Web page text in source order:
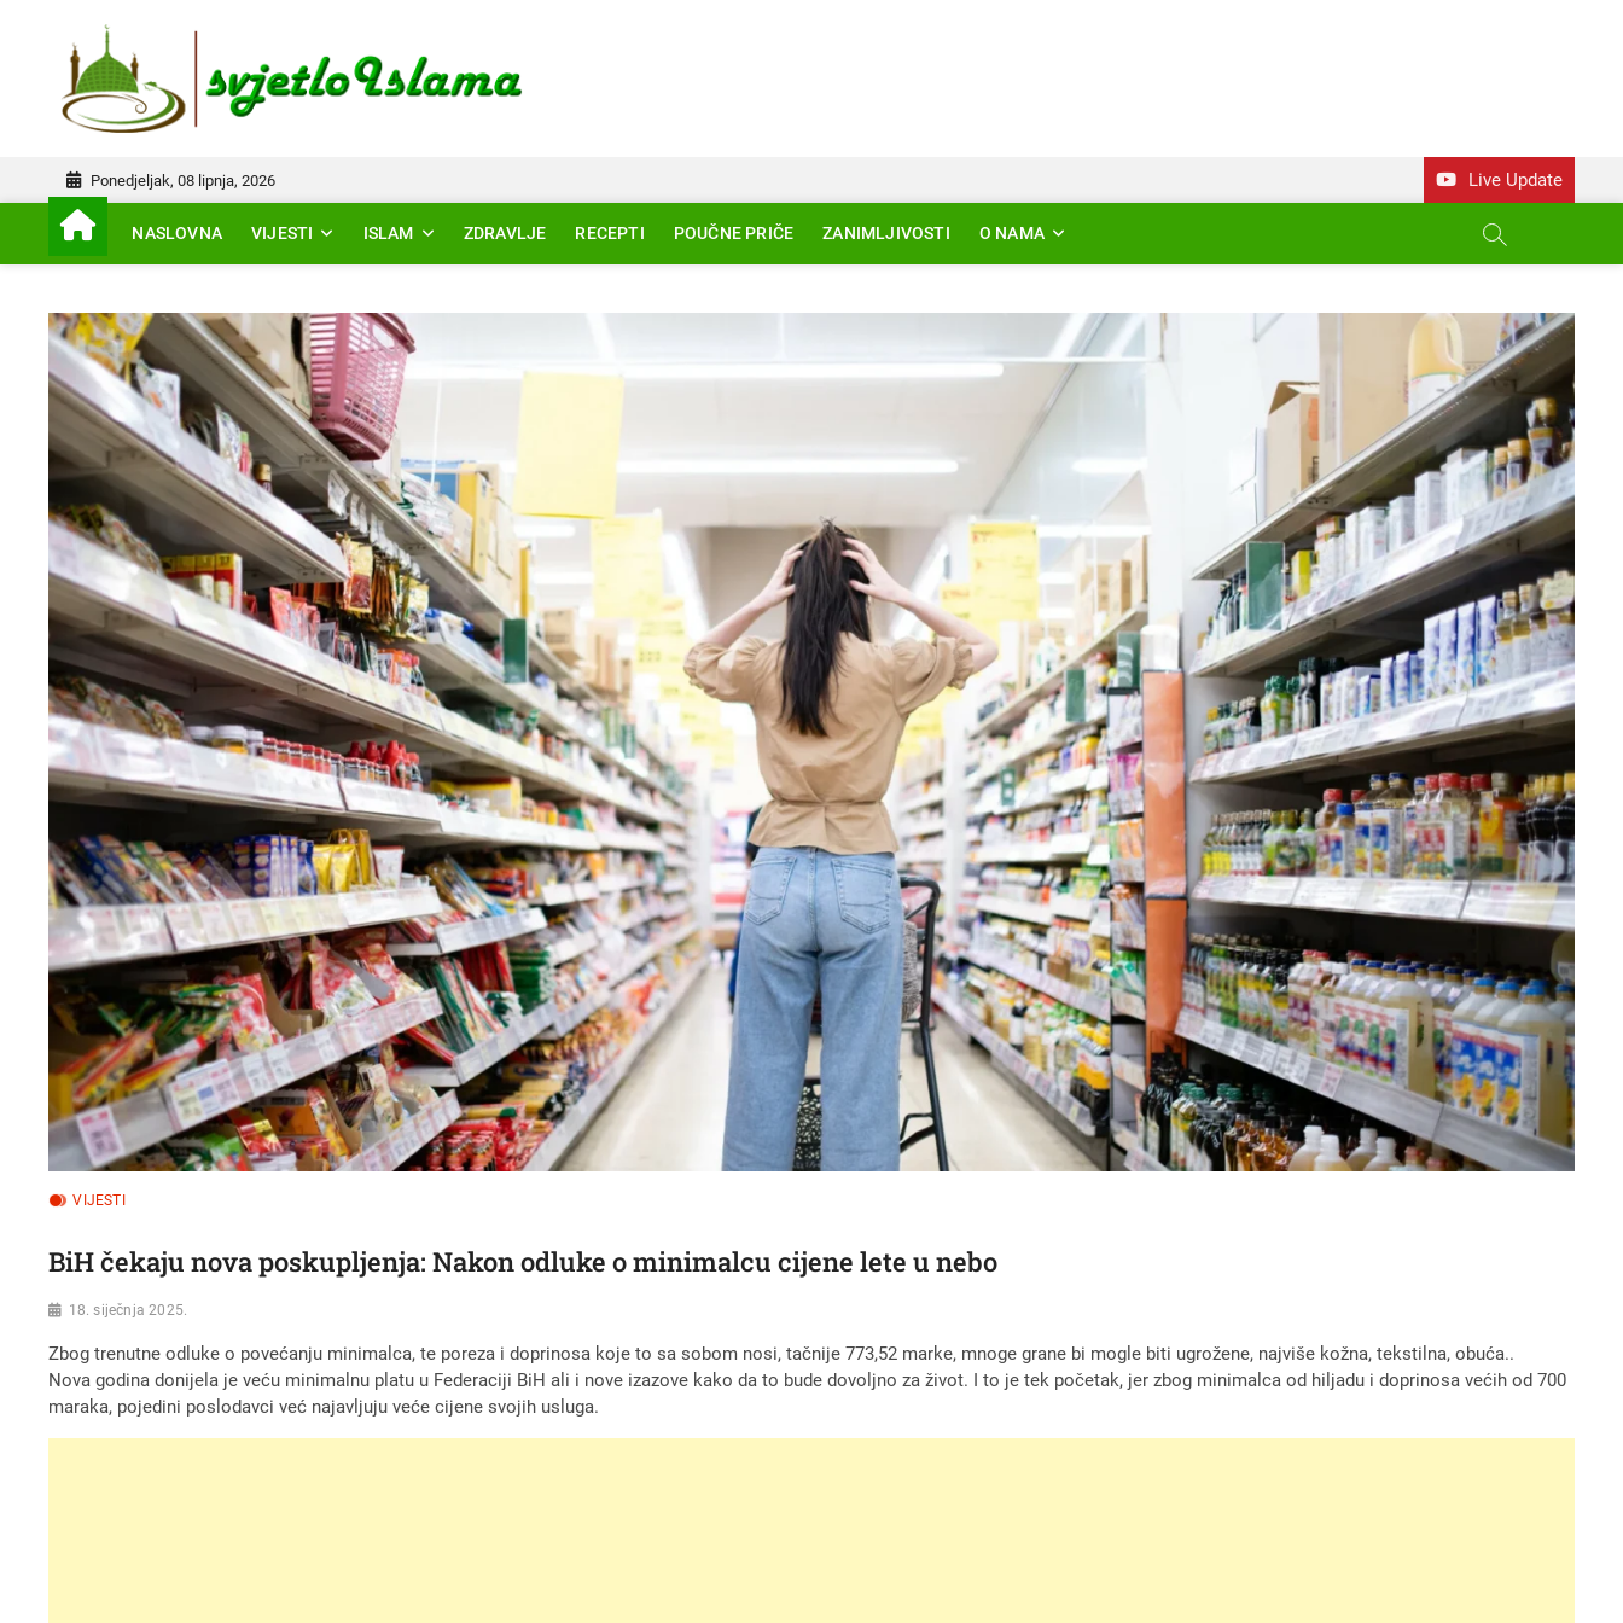
Ponedjeljak, 08 lipnja, 2026 Live Update
NASLOVNA VIJESTI ISLAM ZDRAVLJE RECEPTI POUČNE PRIČE ZANIMLJIVOSTI O NAMA
VIJESTI
BiH čekaju nova poskupljenja: Nakon odluke o minimalcu cijene lete u nebo
18. siječnja 2025.
Zbog trenutne odluke o povećanju minimalca, te poreza i doprinosa koje to sa sobom nosi, tačnije 773,52 marke, mnoge grane bi mogle biti ugrožene, najviše kožna, tekstilna, obuća..
Nova godina donijela je veću minimalnu platu u Federaciji BiH ali i nove izazove kako da to bude dovoljno za život. I to je tek početak, jer zbog minimalca od hiljadu i doprinosa većih od 700
maraka, pojedini poslodavci već najavljuju veće cijene svojih usluga.